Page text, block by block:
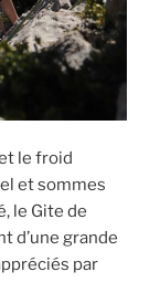
le froid
et sommes
le Gite de
d’une grande
par